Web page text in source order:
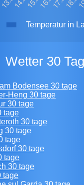
Temperatur in
Wetter 30
Bodensee 30 tage
Heng 30 tage
30 tage
tage
30 tage
30 tage
tage
30 tage
tage
30 tage
tage